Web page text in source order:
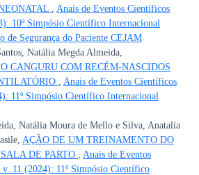
Anais de Eventos Científicos
10º Simpósio Científico Internacional
de Segurança do Paciente CEJAM
Natália Megda Almeida,
CANGURU COM RECÉM-NASCIDOS
Anais de Eventos Científicos
11º Simpósio Científico Internacional
Natália Moura de Mello e Silva, Anatalia
AÇÃO DE UM TREINAMENTO DO
DE PARTO
Anais de Eventos
11 (2024): 11º Simpósio Científico